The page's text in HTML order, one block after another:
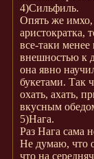
4)Сильфиль.
Опять же
аристократка,
все-таки
внешностью к
она явно
букетами. Так
охать, ахать,
вкусным
5)Нага.
Раз Нага сама
Не думаю, что
что на